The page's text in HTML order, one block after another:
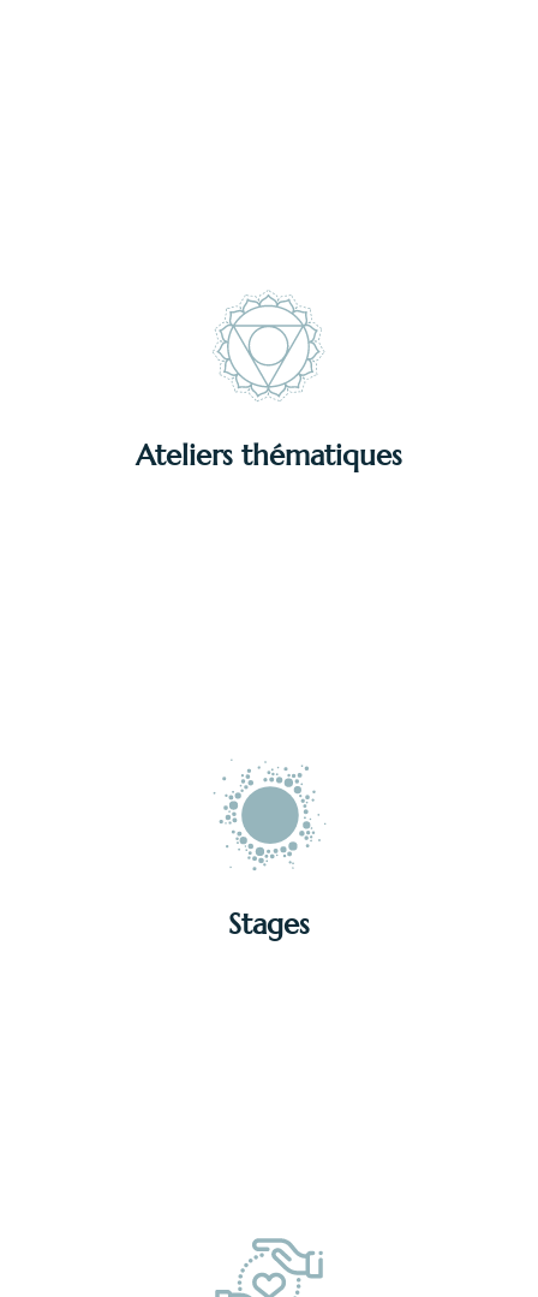
DÉCOUVRIR
Ateliers thématiques
DÉCOUVRIR
Stages
DÉCOUVRIR